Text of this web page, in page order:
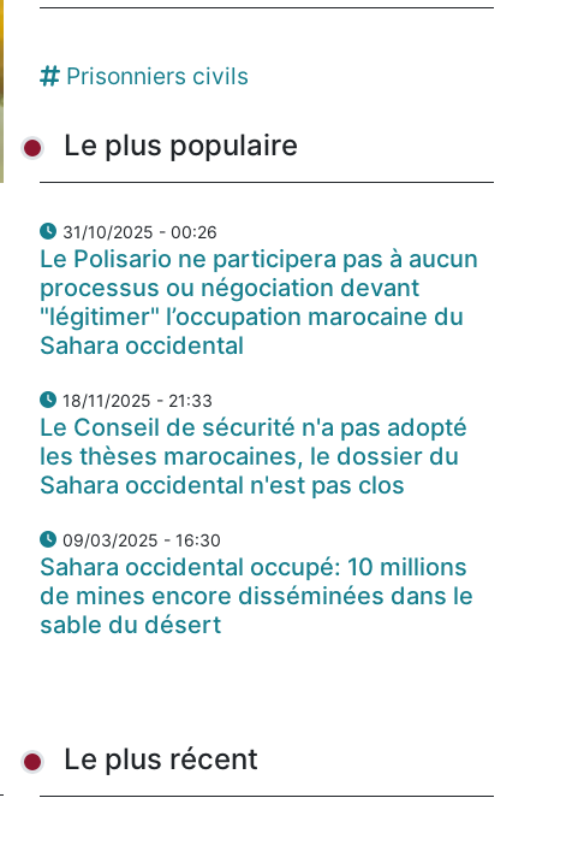
Prisonniers civils
Le plus populaire
31/10/2025 - 00:26
Le Polisario ne participera pas à aucun
processus ou négociation devant
"légitimer" l’occupation marocaine du
Sahara occidental
18/11/2025 - 21:33
Le Conseil de sécurité n'a pas adopté
les thèses marocaines, le dossier du
Sahara occidental n'est pas clos
09/03/2025 - 16:30
Sahara occidental occupé: 10 millions
de mines encore disséminées dans le
sable du désert
Le plus récent